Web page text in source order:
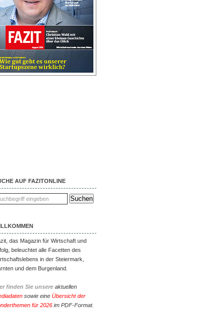
AUF FAZITONLINE
das Magazin für Wirtschaft und
beleuchtet alle Facetten des
in der Steiermark,
und dem Burgenland.
finden Sie unsere aktuellen
sowie eine Übersicht der
für 2026 im PDF-Format.